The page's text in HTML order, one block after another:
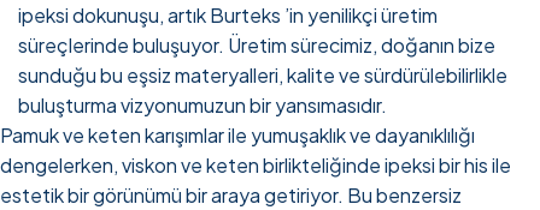
ipeksi dokunuşu, artık Burteks ’in yenilikçi üretim
süreçlerinde buluşuyor. Üretim sürecimiz, doğanın bize
sunduğu bu eşsiz materyalleri, kalite ve sürdürülebilirlikle
buluşturma vizyonumuzun bir yansımasıdır.
Pamuk ve keten karışımlar ile yumuşaklık ve dayanıklılığı
dengelerken, viskon ve keten birlikteliğinde ipeksi bir his ile
estetik bir görünümü bir araya getiriyor. Bu benzersiz